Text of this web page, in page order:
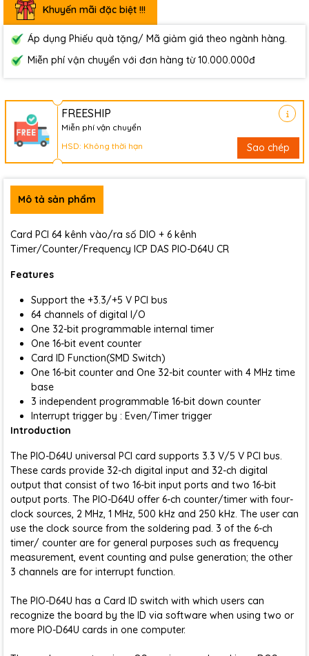
Khuyến mãi đặc biệt !!!
Áp dụng Phiếu quà tặng/ Mã giảm giá theo ngành hàng.
Miễn phí vận chuyển với đơn hàng từ 10.000.000đ
FREESHIP
Miễn phí vận chuyển
HSD: Không thời hạn
Sao chép
Mô tả sản phẩm
Card PCI 64 kênh vào/ra số DIO + 6 kênh
Timer/Counter/Frequency ICP DAS PIO-D64U CR
Features
Support the +3.3/+5 V PCI bus
64 channels of digital I/O
One 32-bit programmable internal timer
One 16-bit event counter
Card ID Function(SMD Switch)
One 16-bit counter and One 32-bit counter with 4 MHz time
base
3 independent programmable 16-bit down counter
Interrupt trigger by : Even/Timer trigger
Introduction
The PIO-D64U universal PCI card supports 3.3 V/5 V PCI bus.
These cards provide 32-ch digital input and 32-ch digital
output that consist of two 16-bit input ports and two 16-bit
output ports. The PIO-D64U offer 6-ch counter/timer with four-
clock sources, 2 MHz, 1 MHz, 500 kHz and 250 kHz. The user can
use the clock source from the soldering pad. 3 of the 6-ch
timer/ counter are for general purposes such as frequency
measurement, event counting and pulse generation; the other
3 channels are for interrupt function.
The PIO-D64U has a Card ID switch with which users can
recognize the board by the ID via software when using two or
more PIO-D64U cards in one computer.